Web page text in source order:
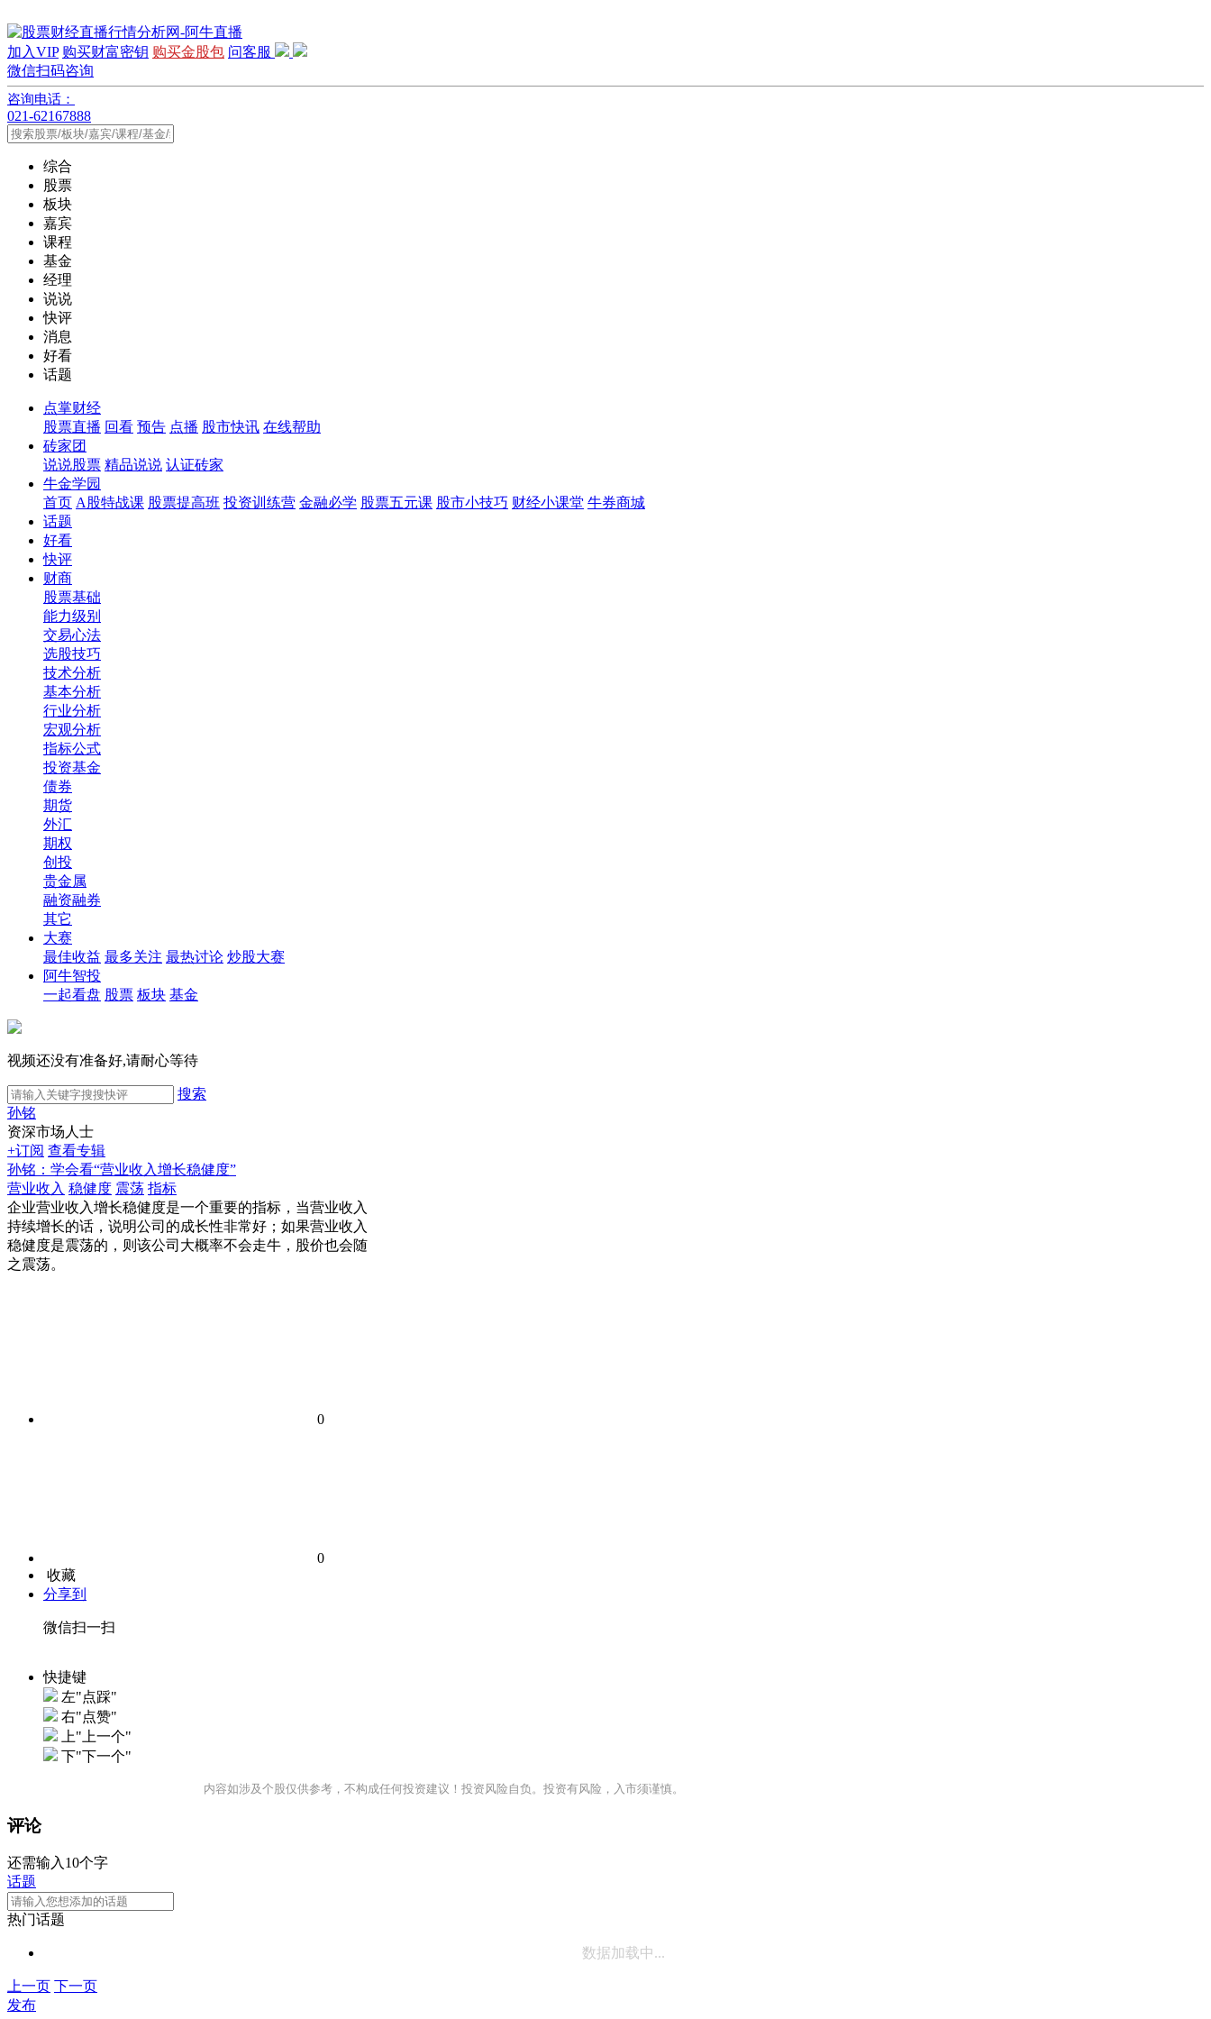
加入VIP 购买财富密钥 购买金股包 问客服
微信扫码咨询
咨询电话：
021-62167888
综合
股票
板块
嘉宾
课程
基金
经理
说说
快评
消息
好看
话题
点掌财经
股票直播 回看 预告 点播 股市快讯 在线帮助
砖家团
说说股票 精品说说 认证砖家
牛金学园
首页 A股特战课 股票提高班 投资训练营 金融必学 股票五元课 股市小技巧 财经小课堂 牛券商城
话题
好看
快评
财商
股票基础
能力级别
交易心法
选股技巧
技术分析
基本分析
行业分析
宏观分析
指标公式
投资基金
债券
期货
外汇
期权
创投
贵金属
融资融券
其它
大赛
最佳收益 最多关注 最热讨论 炒股大赛
阿牛智投
一起看盘 股票 板块 基金
视频还没有准备好,请耐心等待
搜索
孙铭
资深市场人士
+订阅 查看专辑
孙铭：学会看“营业收入增长稳健度”
营业收入 稳健度 震荡 指标
企业营业收入增长稳健度是一个重要的指标，当营业收入
持续增长的话，说明公司的成长性非常好；如果营业收入
稳健度是震荡的，则该公司大概率不会走牛，股价也会随
之震荡。
0
0
收藏
分享到
微信扫一扫
快捷键
左"点踩"
右"点赞"
上"上一个"
下"下一个"
内容如涉及个股仅供参考，不构成任何投资建议！投资风险自负。投资有风险，入市须谨慎。
评论
还需输入10个字
话题
热门话题
数据加载中...
上一页 下一页
发布